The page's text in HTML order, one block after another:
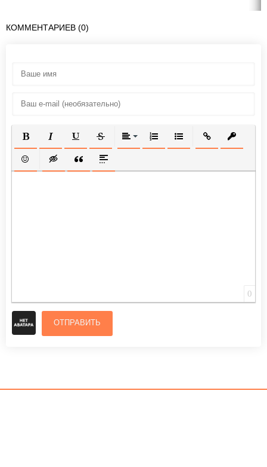
КОММЕНТАРИЕВ (0)
ПОЛУЖИРНЫЙ
КУРСИВПОДЧЕРКНУТЫЙ
ЗАЧЕРКНУТЫЙВЫРАВНИВАНИЕ
НУМЕРОВАННЫЙ СПИСОК
МАРКИРОВАННЫЙ
ВСТАВИТЬ
ВСТАВИТЬ СМАЙЛИК
ВСТАВКА СКРЫТОГО ТЕКСТА
ВСТАВКА ЦИТАТЫ
ВСТАВКА СПОЙЛЕРА
0
ОТПРАВИТЬ